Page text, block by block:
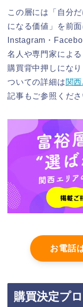
この層には「自分
になる価値」を前
Instagram・
名人や専門家によ
購買背中押しにな
ついての詳細は関
記事もご参照くださ
お電話
購買決定プ